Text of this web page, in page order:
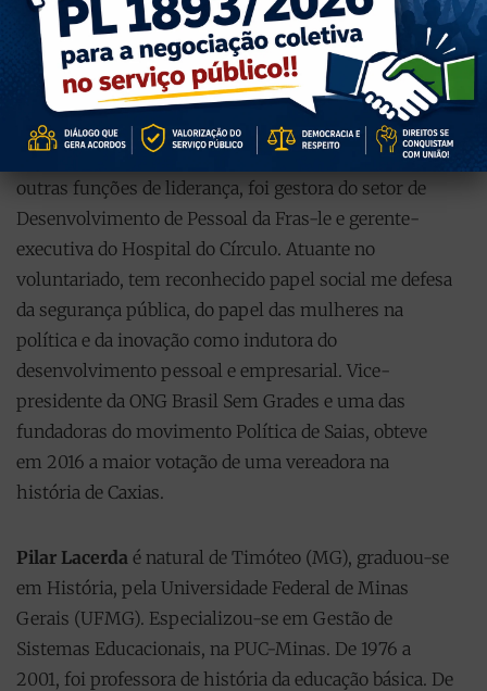
Paula Ioris,natural de Caxias do Sul e atualmente é
vice-prefeita da cidade. Psicóloga com pós-graduação
em Gestão Empresarial, especialização em Dinâmica
de Grupo e Formação em Personal Coaching, entre
outras funções de liderança, foi gestora do setor de
Desenvolvimento de Pessoal da Fras-le e gerente-
executiva do Hospital do Círculo. Atuante no
voluntariado, tem reconhecido papel social me defesa
da segurança pública, do papel das mulheres na
política e da inovação como indutora do
desenvolvimento pessoal e empresarial. Vice-
presidente da ONG Brasil Sem Grades e uma das
fundadoras do movimento Política de Saias, obteve
em 2016 a maior votação de uma vereadora na
história de Caxias.
Pilar Lacerda é natural de Timóteo (MG), graduou-se
em História, pela Universidade Federal de Minas
Gerais (UFMG). Especializou-se em Gestão de
Sistemas Educacionais, na PUC-Minas. De 1976 a
2001, foi professora de história da educação básica. De